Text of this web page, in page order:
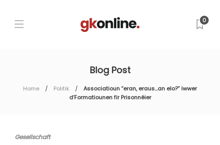
0
Blog Post
Home Politik
Associatioun “eran, eraus…an elo?” iwwer
d’Formatiounen fir Prisonnéier
Gesellschaft